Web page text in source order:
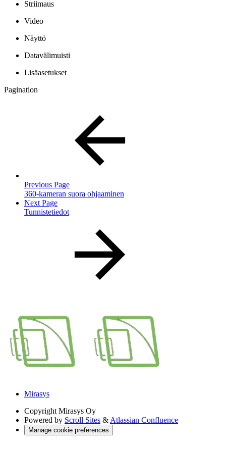
Striimaus
Video
Näyttö
Datavälimuisti
Lisäasetukset
Pagination
Previous Page
360-kameran suora ohjaaminen
Next Page
Tunnistetiedot
Mirasys
Copyright Mirasys Oy
Powered by Scroll Sites & Atlassian Confluence
Manage cookie preferences